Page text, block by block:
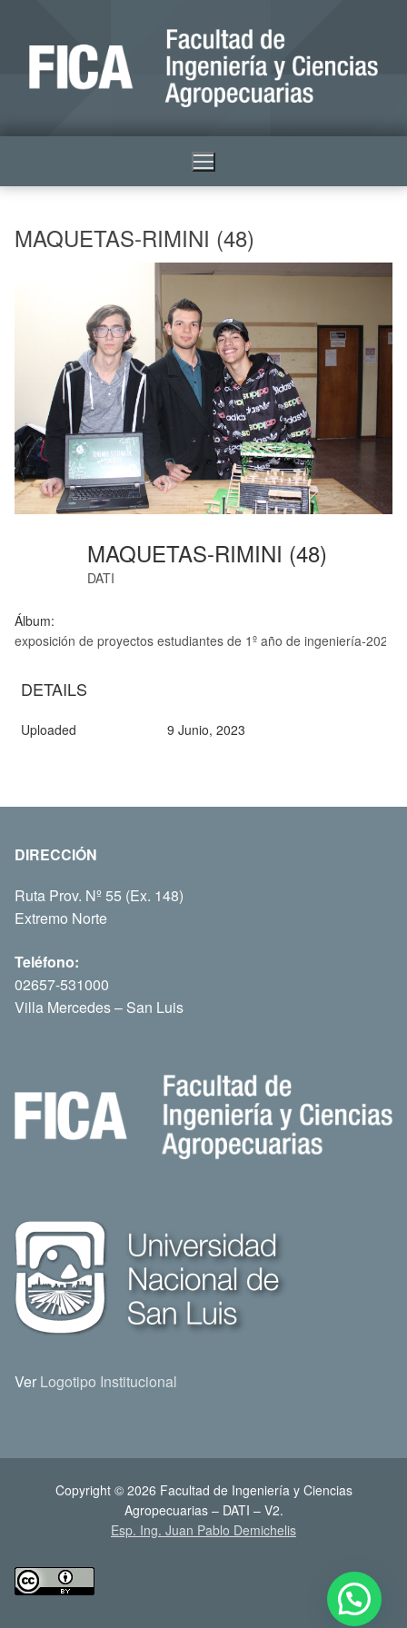
MAQUETAS-RIMINI (48)
MAQUETAS-RIMINI (48)
DATI
Álbum:
exposición de proyectos estudiantes de 1º año de ingeniería-2023
DETAILS
Uploaded 9 Junio, 2023
DIRECCIÓN
Ruta Prov. Nº 55 (Ex. 148)
Extremo Norte
Teléfono:
02657-531000
Villa Mercedes – San Luis
Ver Logotipo Institucional
Copyright © 2026 Facultad de Ingeniería y Ciencias
Agropecuarias – DATI – V2.
Esp. Ing. Juan Pablo Demichelis